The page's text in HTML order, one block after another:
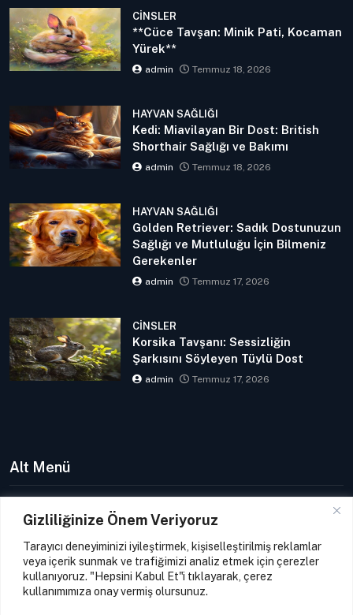
Gizliliğinize Önem Veriyoruz
Tarayıcı deneyiminizi iyileştirmek, kişiselleştirilmiş reklamlar
veya içerik sunmak ve trafiğimizi analiz etmek için çerezler
kullanıyoruz. "Hepsini Kabul Et"i tıklayarak, çerez
kullanımımıza onay vermiş olursunuz.
CINSLER
**Cüce Tavşan: Minik Pati, Kocaman
Yürek**
admin Temmuz 18, 2026
HAYVAN SAĞLIĞI
Kedi: Miavilayan Bir Dost: British
Shorthair Sağlığı ve Bakımı
admin Temmuz 18, 2026
HAYVAN SAĞLIĞI
Golden Retriever: Sadık Dostunuzun
Sağlığı ve Mutluluğu İçin Bilmeniz
Gerekenler
admin Temmuz 17, 2026
CINSLER
Korsika Tavşanı: Sessizliğin
Şarkısını Söyleyen Tüylü Dost
admin Temmuz 17, 2026
Alt Menü
Hakkımızda
Kullanıcı Sözleşmesi
Çerez Politikası